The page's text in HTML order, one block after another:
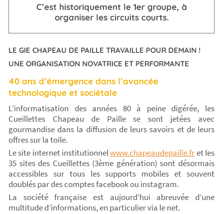
C’est historiquement le 1er groupe, à
organiser les circuits courts.
LE GIE CHAPEAU DE PAILLE TRAVAILLE POUR DEMAIN !
UNE ORGANISATION NOVATRICE ET PERFORMANTE
40 ans d’émergence dans l’avancée
technologique et sociétale
L’informatisation des années 80 à peine digérée, les
Cueillettes Chapeau de Paille se sont jetées avec
gourmandise dans la diffusion de leurs savoirs et de leurs
offres sur la toile.
Le site internet institutionnelwww.chapeaudepaille.fret les
35 sites des Cueillettes (3ème génération) sont désormais
accessibles sur tous les supports mobiles et souvent
doublés par des comptes facebook ou instagram.
La société française est aujourd’hui abreuvée d’une
multitude d’informations, en particulier via le net.